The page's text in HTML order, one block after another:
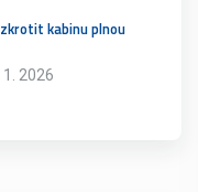
kabinu plnou
1. 2026